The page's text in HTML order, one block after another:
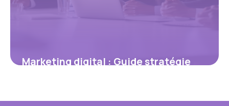
Marketing digital : Guide stratégie